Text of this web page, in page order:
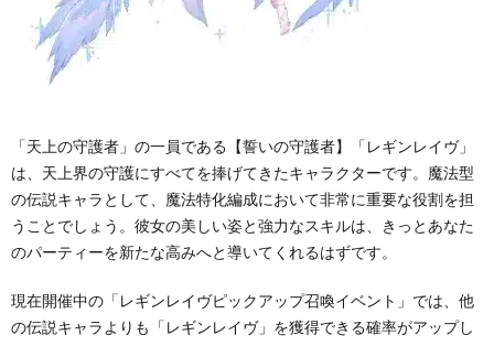
「天上の守護者」の一員である【誓いの守護者】「レギンレイヴ」
は、天上界の守護にすべてを捧げてきたキャラクターです。魔法型
の伝説キャラとして、魔法特化編成において非常に重要な役割を担
うことでしょう。彼女の美しい姿と強力なスキルは、きっとあなた
のパーティーを新たな高みへと導いてくれるはずです。
現在開催中の「レギンレイヴピックアップ召喚イベント」では、他
の伝説キャラよりも「レギンレイヴ」を獲得できる確率がアップし